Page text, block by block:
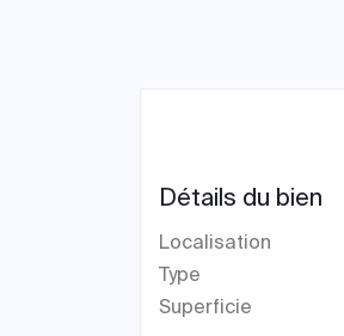
Détails du bien
Localisation
Type
Superficie